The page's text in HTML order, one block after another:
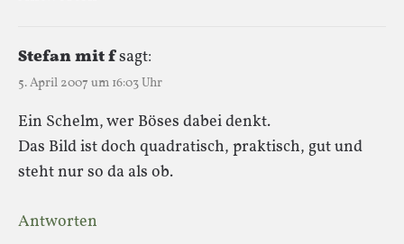
Stefan mit fsagt:
5. April 2007 um 16:03 Uhr
Ein Schelm, wer Böses dabei denkt.
Das Bild ist doch quadratisch, praktisch, gut und
steht nur so da als ob.
Antworten